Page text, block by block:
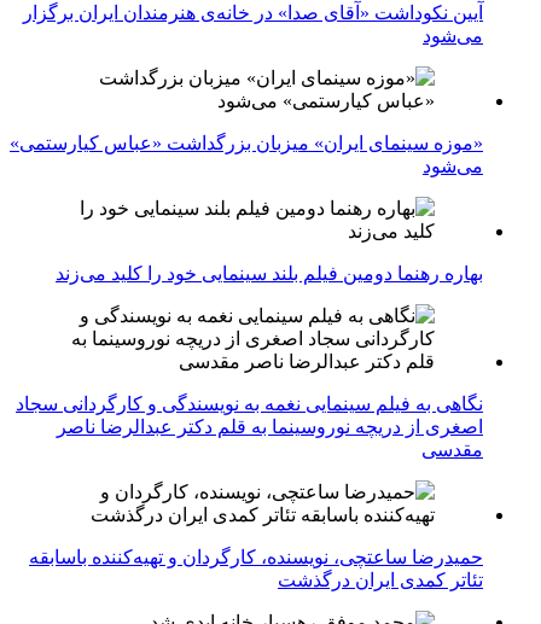
آیین نکوداشت «آقای صدا» در خانه‌ی هنرمندان ایران برگزار
می‌شود
«موزه سینمای ایران» میزبان بزرگداشت «عباس کیارستمی»
می‌شود
بهاره رهنما دومین فیلم بلند سینمایی خود را کلید می‌زند
نگاهی به فیلم سینمایی نغمه به نویسندگی و کارگردانی سجاد
اصغری از دریچه نوروسینما به قلم دکتر عبدالرضا ناصر
مقدسی
حمیدرضا ساعتچی، نویسنده، کارگردان و تهیه‌کننده باسابقه
تئاتر کمدی ایران درگذشت